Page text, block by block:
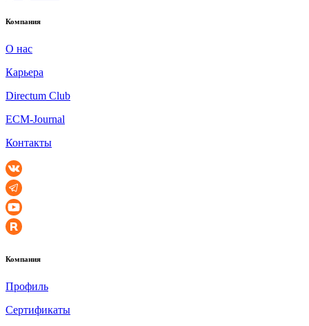
Компания
О нас
Карьера
Directum Club
ECM-Journal
Контакты
Компания
Профиль
Сертификаты